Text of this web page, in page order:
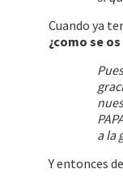
Cuando ya
¿como se
a la
Y entonces